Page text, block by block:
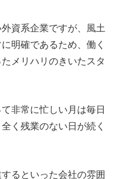
資系企業ですが、風土
明確であるため、働く
メリハリのきいたスタ
非常に忙しい月は毎日
く残業のない日が続く
るといった会社の雰囲